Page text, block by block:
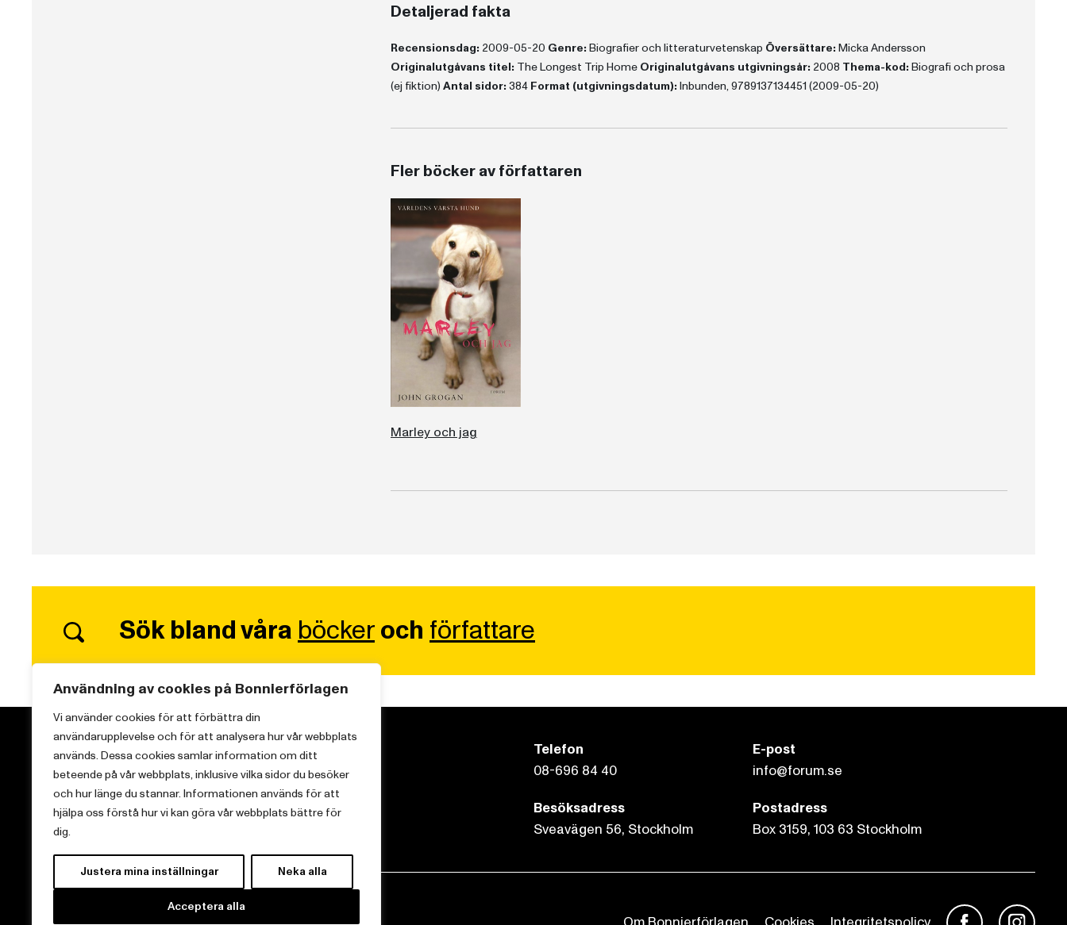
Användning av cookies på Bonnierförlagen
Vi använder cookies för att förbättra din
användarupplevelse och för att analysera hur vår webbplats
används. Dessa cookies samlar information om ditt
beteende på vår webbplats, inklusive vilka sidor du besöker
och hur länge du stannar. Informationen används för att
hjälpa oss förstå hur vi kan göra vår webbplats bättre för
dig.
Justera mina inställningar Neka alla
Acceptera alla
Detaljerad fakta
Recensionsdag: 2009-05-20 Genre: Biografier och litteraturvetenskap Översättare: Micka Andersson
Originalutgåvans titel: The Longest Trip Home Originalutgåvans utgivningsår: 2008 Thema-kod: Biografi och prosa
(ej fiktion) Antal sidor: 384 Format (utgivningsdatum): Inbunden, 9789137134451 (2009-05-20)
Fler böcker av författaren
Marley och jag
Sök bland våra böckeroch författare
Vi brinner för starka berättelser och att sprida
kunskap inom aktuella ämnen.
Telefon
08-696 84 40
E-post
info@forum.se
Besöksadress
Sveavägen 56, Stockholm
Postadress
Box 3159, 103 63 Stockholm